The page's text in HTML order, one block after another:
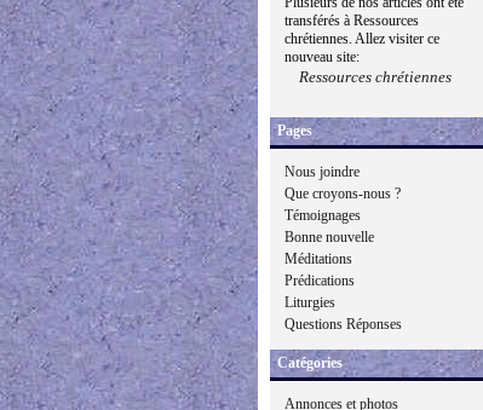
transférés à Ressources
chrétiennes. Allez visiter ce
nouveau site:
Ressources chrétiennes
Pages
Nous joindre
Que croyons-nous ?
Témoignages
Bonne nouvelle
Méditations
Prédications
Liturgies
Questions Réponses
Catégories
Annonces et photos